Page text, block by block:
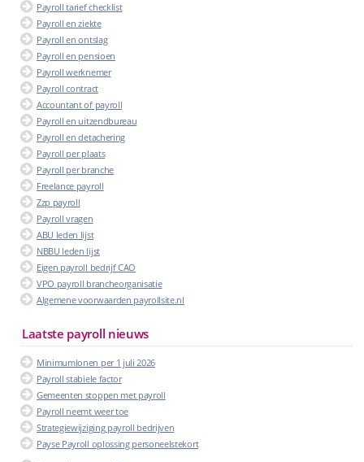
Payroll tarief checklist
Payroll en ziekte
Payroll en ontslag
Payroll en pensioen
Payroll werknemer
Payroll contract
Accountant of payroll
Payroll en uitzendbureau
Payroll en detachering
Payroll per plaats
Payroll per branche
Freelance payroll
Zzp payroll
Payroll vragen
ABU leden lijst
NBBU leden lijst
Eigen payroll bedrijf CAO
VPO payroll brancheorganisatie
Algemene voorwaarden payrollsite.nl
Laatste payroll nieuws
Minimumlonen per 1 juli 2026
Payroll stabiele factor
Gemeenten stoppen met payroll
Payroll neemt weer toe
Strategiewijziging payroll bedrijven
Payse Payroll oplossing personeelstekort